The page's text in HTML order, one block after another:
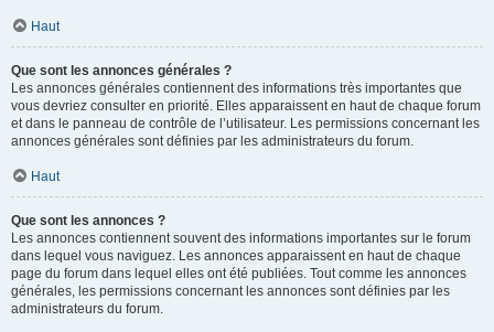
Haut
Que sont les annonces générales ?
Les annonces générales contiennent des informations très importantes que
vous devriez consulter en priorité. Elles apparaissent en haut de chaque forum
et dans le panneau de contrôle de l’utilisateur. Les permissions concernant les
annonces générales sont définies par les administrateurs du forum.
Haut
Que sont les annonces ?
Les annonces contiennent souvent des informations importantes sur le forum
dans lequel vous naviguez. Les annonces apparaissent en haut de chaque
page du forum dans lequel elles ont été publiées. Tout comme les annonces
générales, les permissions concernant les annonces sont définies par les
administrateurs du forum.